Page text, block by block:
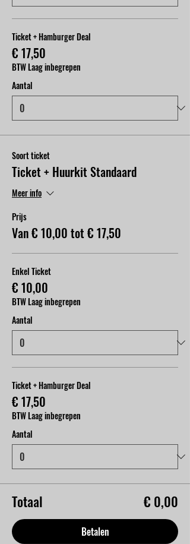
Ticket + Hamburger Deal
€ 17,50
BTW Laag inbegrepen
Aantal
Soort ticket
Ticket + Huurkit Standaard
Meer info
Prijs
Van € 10,00 tot € 17,50
Enkel Ticket
€ 10,00
BTW Laag inbegrepen
Aantal
Ticket + Hamburger Deal
€ 17,50
BTW Laag inbegrepen
Aantal
Totaal € 0,00
Betalen